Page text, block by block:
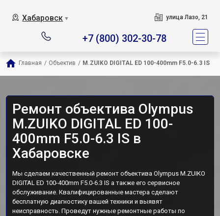
Хабаровск ▼ улица Лазо, 21
+7 (800) 302-30-78
Главная / Объектив / M.ZUIKO DIGITAL ED 100-400mm F5.0-6.3 IS
Ремонт объектива Olympus
M.ZUIKO DIGITAL ED 100-
400mm F5.0-6.3 IS в
Хабаровске
Мы сделаем качественный ремонт объектива Olympus M.ZUIKO
DIGITAL ED 100-400mm F5.0-6.3 IS а также его сервисное
обслуживание. Квалифицированные мастера сделают
бесплатную диагностику вашей техники и выявят
неисправность. Проведут нужные ремонтные работы по